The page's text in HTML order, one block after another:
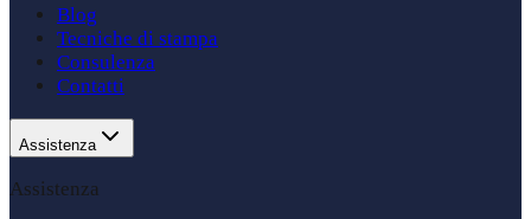
Blog
Tecniche di stampa
Consulenza
Contatti
Assistenza
Assistenza